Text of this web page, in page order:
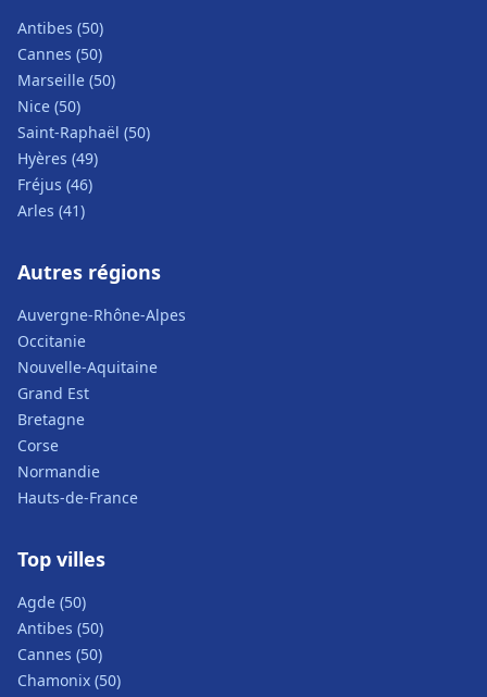
Antibes (50)
Cannes (50)
Marseille (50)
Nice (50)
Saint-Raphaël (50)
Hyères (49)
Fréjus (46)
Arles (41)
Autres régions
Auvergne-Rhône-Alpes
Occitanie
Nouvelle-Aquitaine
Grand Est
Bretagne
Corse
Normandie
Hauts-de-France
Top villes
Agde (50)
Antibes (50)
Cannes (50)
Chamonix (50)